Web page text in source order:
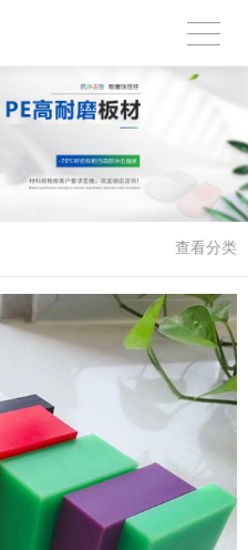
查看分类